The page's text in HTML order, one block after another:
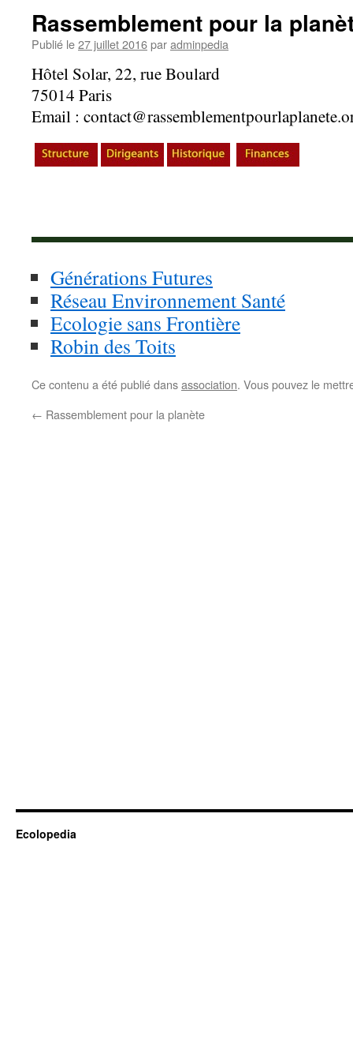
Rassemblement pour la
Publié le27 juillet 2016paradminpedia
Hôtel Solar, 22, rue Boulard
75014 Paris
Email :
Générations Futures
Réseau Environnement Santé
Ecologie sans Frontière
Robin des Toits
Ce contenu a été publié dansassociation. Vous pouvez le
← Rassemblement pour la planète
Ecolopedia